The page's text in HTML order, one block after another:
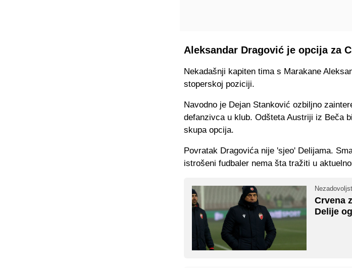
Aleksandar Dragović je opcija za
Nekadašnji kapiten tima s Marakane
stoperskoj poziciji.
Navodno je Dejan Stanković ozbiljno
defanzivca u klub. Odšteta Austriji iz Beča
skupa opcija.
Povratak Dragovića nije 'sjeo' Delijama.
istrošeni fudbaler nema šta tražiti u
Crvena
Delije